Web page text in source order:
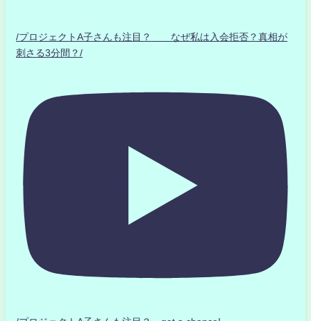
/プロジェクトA子さんも注目？ なぜ私は入会拒否？真相が
刺さる3分間？/